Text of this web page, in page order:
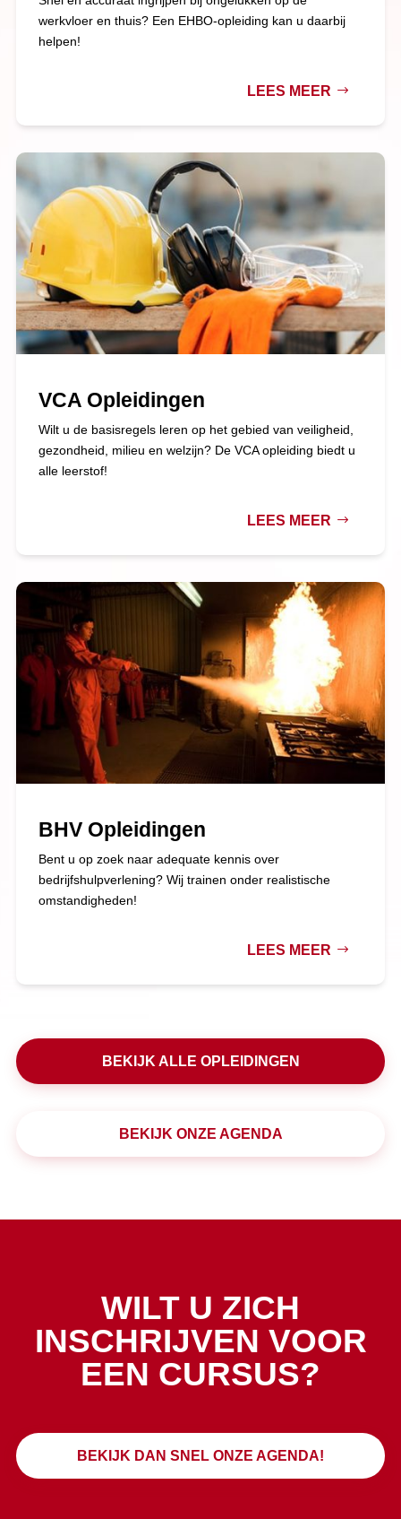
werkvloer en thuis? Een EHBO-opleiding kan u daarbij
helpen!
LEES MEER
VCA Opleidingen
Wilt u de basisregels leren op het gebied van veiligheid,
gezondheid, milieu en welzijn? De VCA opleiding biedt u
alle leerstof!
LEES MEER
BHV Opleidingen
Bent u op zoek naar adequate kennis over
bedrijfshulpverlening? Wij trainen onder realistische
omstandigheden!
LEES MEER
BEKIJK ALLE OPLEIDINGEN
BEKIJK ONZE AGENDA
WILT U ZICH
INSCHRIJVEN VOOR
EEN CURSUS?
BEKIJK DAN SNEL ONZE AGENDA!